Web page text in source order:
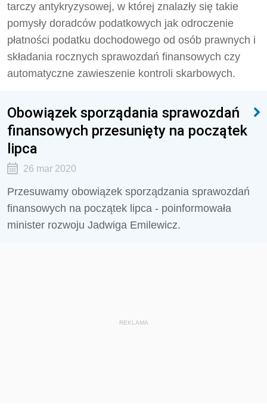
tarczy antykryzysowej, w której znalazły się takie
pomysły doradców podatkowych jak odroczenie
płatności podatku dochodowego od osób prawnych i
składania rocznych sprawozdań finansowych czy
automatyczne zawieszenie kontroli skarbowych.
Obowiązek sporządania sprawozdań
finansowych przesunięty na początek
lipca
26 mar 2020
Przesuwamy obowiązek sporządzania sprawozdań
finansowych na początek lipca - poinformowała
minister rozwoju Jadwiga Emilewicz.
REKLAMA